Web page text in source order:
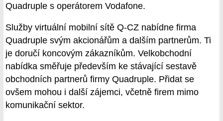
Quadruple s operátorem Vodafone.
Služby virtuální mobilní sítě Q-CZ nabídne firma
Quadruple svým akcionářům a dalším partnerům. Ti
je doručí koncovým zákazníkům. Velkobchodní
nabídka směřuje především ke stávající sestavě
obchodních partnerů firmy Quadruple. Přidat se
ovšem mohou i další zájemci, včetně firem mimo
komunikační sektor.